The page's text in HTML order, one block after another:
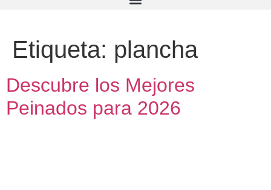
Etiqueta: plancha
Descubre los Mejores
Peinados para 2026